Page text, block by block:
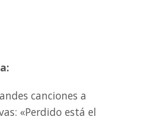
canciones a
«Perdido está el